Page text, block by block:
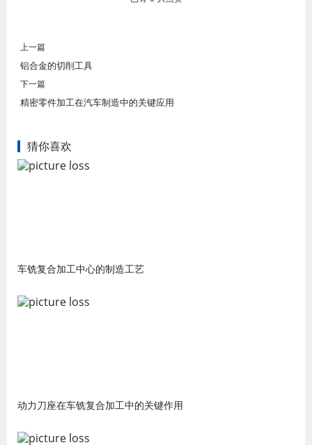
上一篇
铝合金的切削工具
下一篇
精密零件加工在汽车制造中的关键应用
猜你喜欢
车铣复合加工中心的制造工艺
动力刀座在车铣复合加工中的关键作用